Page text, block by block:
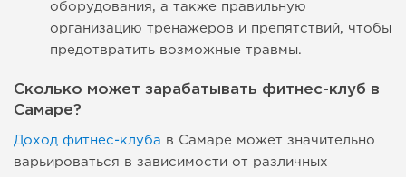
оборудования, а также правильную
организацию тренажеров и препятствий, чтобы
предотвратить возможные травмы.
Сколько может зарабатывать фитнес-клуб в
Самаре?
Доход фитнес-клуба в Самаре может значительно
варьироваться в зависимости от различных